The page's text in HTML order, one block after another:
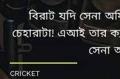
বিরাট যদি সেনা
চেহারাটা! এআই তার
সেনা
CRICKET